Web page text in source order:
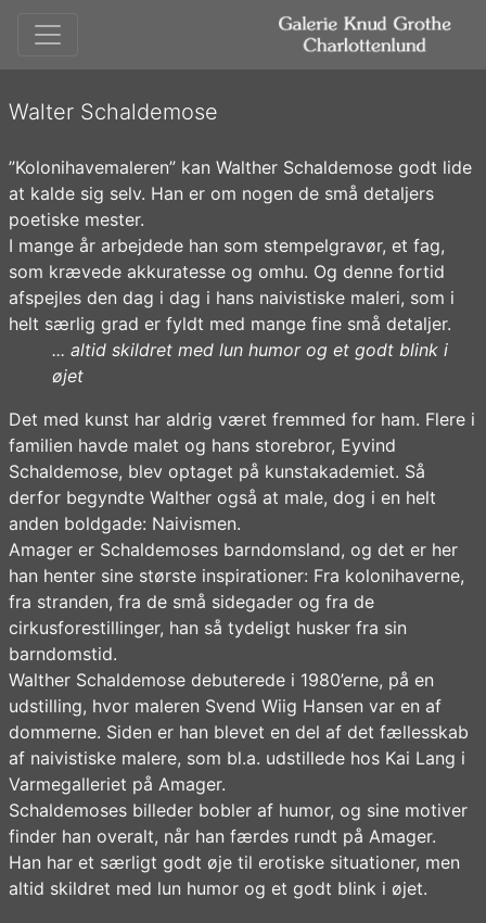
Walter Schaldemose
”Kolonihavemaleren” kan Walther Schaldemose godt lide
at kalde sig selv. Han er om nogen de små detaljers
poetiske mester.
I mange år arbejdede han som stempelgravør, et fag,
som krævede akkuratesse og omhu. Og denne fortid
afspejles den dag i dag i hans naivistiske maleri, som i
helt særlig grad er fyldt med mange fine små detaljer.
... altid skildret med lun humor og et godt blink i
øjet
Det med kunst har aldrig været fremmed for ham. Flere i
familien havde malet og hans storebror, Eyvind
Schaldemose, blev optaget på kunstakademiet. Så
derfor begyndte Walther også at male, dog i en helt
anden boldgade: Naivismen.
Amager er Schaldemoses barndomsland, og det er her
han henter sine største inspirationer: Fra kolonihaverne,
fra stranden, fra de små sidegader og fra de
cirkusforestillinger, han så tydeligt husker fra sin
barndomstid.
Walther Schaldemose debuterede i 1980’erne, på en
udstilling, hvor maleren Svend Wiig Hansen var en af
dommerne. Siden er han blevet en del af det fællesskab
af naivistiske malere, som bl.a. udstillede hos Kai Lang i
Varmegalleriet på Amager.
Schaldemoses billeder bobler af humor, og sine motiver
finder han overalt, når han færdes rundt på Amager.
Han har et særligt godt øje til erotiske situationer, men
altid skildret med lun humor og et godt blink i øjet.